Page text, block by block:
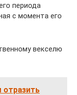
периода
с момента его
векселю
отразить